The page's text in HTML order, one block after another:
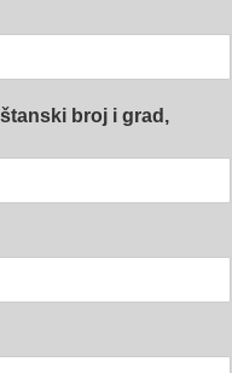
broj i grad,